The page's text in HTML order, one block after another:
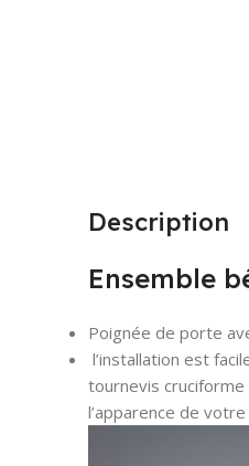
Description
Ensemble
Poignée de porte
l’installation est
tournevis
l’apparence de votre